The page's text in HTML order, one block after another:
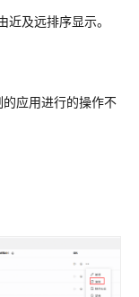
及远排序显示。
应用进行的操作不